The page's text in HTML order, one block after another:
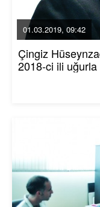
01.03.2019, 09:42
Çingiz
2018-ci ili